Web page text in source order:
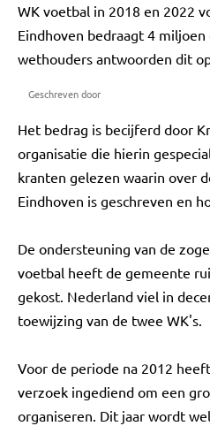
WK voetbal in 2018 en 2022
Eindhoven bedraagt 4
wethouders antwoorden dit
Geschreven door
Het bedrag is becijferd door
organisatie die hierin
kranten gelezen waarin over
Eindhoven is geschreven en
De ondersteuning van de
voetbal heeft de gemeente
gekost. Nederland viel in
toewijzing van de twee WK's.
Voor de periode na 2012
verzoek ingediend om een
organiseren. Dit jaar wordt